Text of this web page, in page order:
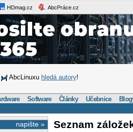
HDmag.cz AbcPráce.cz
AbcLinuxu hledá autory!
Software Články Učebnice
napište » Seznam